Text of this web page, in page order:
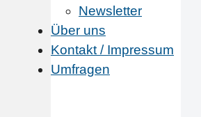
Newsletter
Über uns
Kontakt / Impressum
Umfragen